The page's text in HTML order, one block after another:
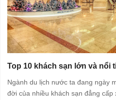
Top 10 khách sạn lớn và nổi
Ngành du lịch nước ta đang ngày
đời của nhiều khách sạn đẳng